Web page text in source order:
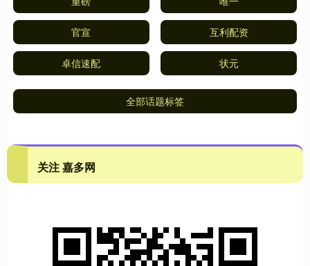
官宣 互利配资
卓信速配 状元
全部话题标签
关注 嘉多网